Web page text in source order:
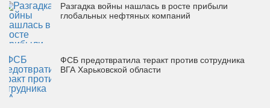
Разгадка войны нашлась в росте прибыли
глобальных нефтяных компаний
ФСБ предотвратила теракт против сотрудника
ВГА Харьковской области